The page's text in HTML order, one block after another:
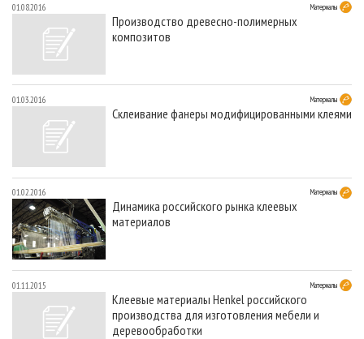
01.08.2016 Материалы
Производство древесно-полимерных
композитов
01.03.2016 Материалы
Склеивание фанеры модифицированными клеями
01.02.2016 Материалы
Динамика российского рынка клеевых
материалов
01.11.2015 Материалы
Клеевые материалы Henkel российского
производства для изготовления мебели и
деревообработки